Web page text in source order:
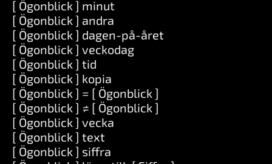
[ Ögonblick ] minut
[ Ögonblick ] andra
[ Ögonblick ] dagen-på-året
[ Ögonblick ] veckodag
[ Ögonblick ] tid
[ Ögonblick ] kopia
[ Ögonblick ] = [ Ögonblick ]
[ Ögonblick ] ≠ [ Ögonblick ]
[ Ögonblick ] vecka
[ Ögonblick ] text
[ Ögonblick ] siffra